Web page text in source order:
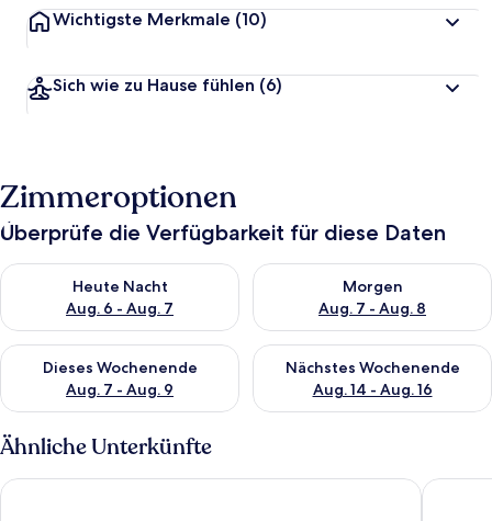
Wichtigste Merkmale (10)
Sich wie zu Hause fühlen (6)
Zimmeroptionen
Überprüfe die Verfügbarkeit für diese Daten
Heute Nacht
Aug. 6 - Aug. 7
Überprüfe die Verfügbarkeit für heute Nacht, Aug. 6 - Aug. 7.
Morgen
Aug. 7 - Aug. 8
Überprüfe die Verfügbarkeit
Dieses Wochenende
Aug. 7 - Aug. 9
Überprüfe die Verfügbarkeit für dieses Wochenende, Aug. 7
Nächstes Wochenende
Aug. 14 - Aug. 16
Überprüfe die Verfügbarkeit
Ähnliche Unterkünfte
Villa Usedom